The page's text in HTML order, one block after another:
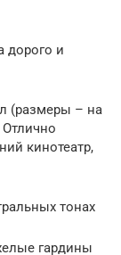
дорого и
(размеры – на
кинотеатр,
тонах
гардины